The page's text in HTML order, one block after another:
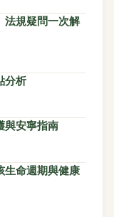
法規疑問一次解
分析
與安寧指南
生命週期與健康